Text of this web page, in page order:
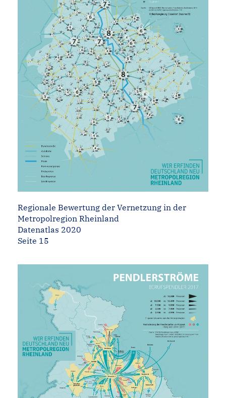
Regionale Bewertung der Vernetzung in der
Metropolregion Rheinland
Datenatlas 2020
Seite 15